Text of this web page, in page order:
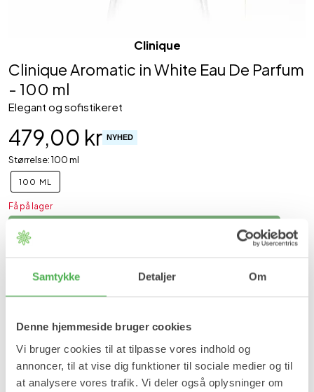
Samtykke Detaljer Om
Denne hjemmeside bruger cookies
Vi bruger cookies til at tilpasse vores indhold og
annoncer, til at vise dig funktioner til sociale medier og til
at analysere vores trafik. Vi deler også oplysninger om
Clinique
Clinique Aromatic in White Eau De Parfum
- 100 ml
Elegant og sofistikeret
479,00 kr NYHED
Størrelse: 100 ml
100 ML
Få på lager
Forventet leveringstid: 1-2 hverdage
Aromatics In White er en elegant og sofistikeret duft med et
blomsteragtige noter, som tilsammen skaber en ren og stilfuld
Duften åbner med lette og livlige nuancer, som gradvist udvikler
sig til en varm og feminin kerne. Den afrundes med en blød og
vedvarende base, der giver en behagelig og raffineret finish.